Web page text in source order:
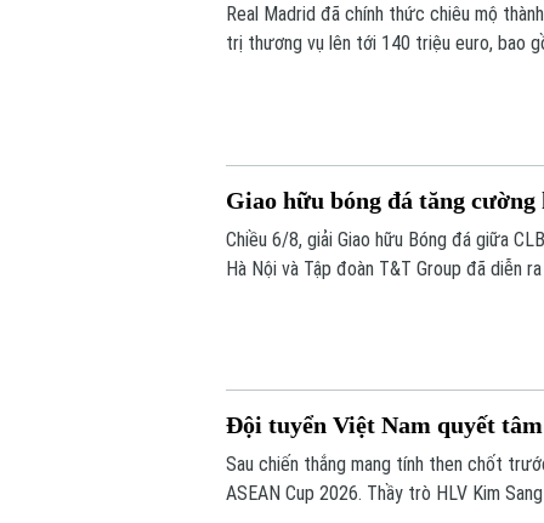
Real Madrid đã chính thức chiêu mộ
trị thương vụ lên tới 140 triệu euro, bao
Giao hữu bóng đá tăng cường
Chiều 6/8, giải Giao hữu Bóng đá giữa
Hà Nội và Tập đoàn T&T Group đã diễn
Đội tuyển Việt Nam quyết tâm
Sau chiến thắng mang tính then chốt
ASEAN Cup 2026. Thầy trò HLV Kim